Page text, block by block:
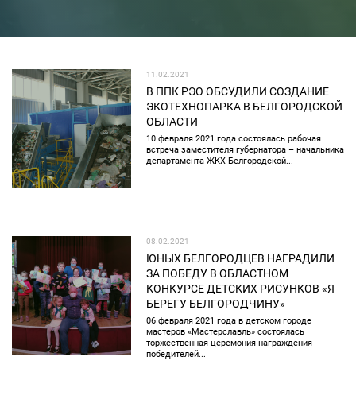
11.02.2021
В ППК РЭО ОБСУДИЛИ СОЗДАНИЕ
ЭКОТЕХНОПАРКА В БЕЛГОРОДСКОЙ
ОБЛАСТИ
10 февраля 2021 года состоялась рабочая
встреча заместителя губернатора – начальника
департамента ЖКХ Белгородской...
08.02.2021
ЮНЫХ БЕЛГОРОДЦЕВ НАГРАДИЛИ
ЗА ПОБЕДУ В ОБЛАСТНОМ
КОНКУРСЕ ДЕТСКИХ РИСУНКОВ «Я
БЕРЕГУ БЕЛГОРОДЧИНУ»
06 февраля 2021 года в детском городе
мастеров «Мастерславль» состоялась
торжественная церемония награждения
победителей...